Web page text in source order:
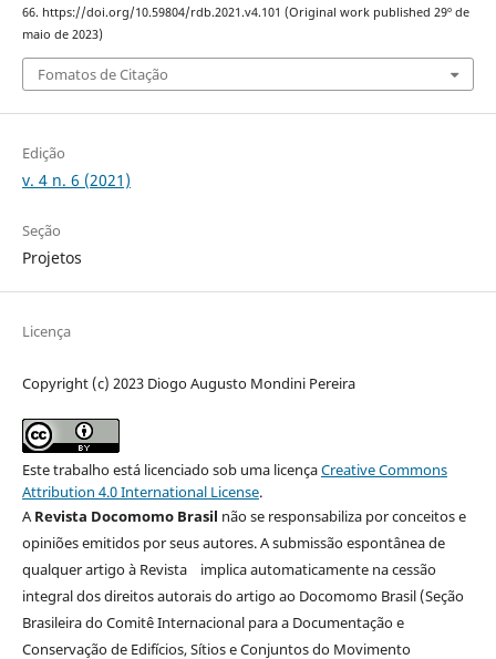
66. https://doi.org/10.59804/rdb.2021.v4.101 (Original work published 29º de
maio de 2023)
Fomatos de Citação
Edição
v. 4 n. 6 (2021)
Seção
Projetos
Licença
Copyright (c) 2023 Diogo Augusto Mondini Pereira
Este trabalho está licenciado sob uma licençaCreative Commons
Attribution 4.0 International License.
ARevista Docomomo Brasil não se responsabiliza por conceitos e
opiniões emitidos por seus autores. A submissão espontânea de
qualquer artigo à Revista implica automaticamente na cessão
integral dos direitos autorais do artigo ao Docomomo Brasil (Seção
Brasileira do Comitê Internacional para a Documentação e
Conservação de Edifícios, Sítios e Conjuntos do Movimento